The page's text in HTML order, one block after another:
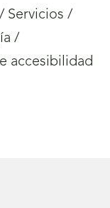
Servicios /
/
accesibilidad